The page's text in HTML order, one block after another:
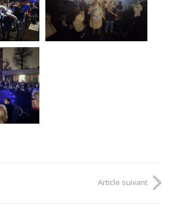
Article suivant